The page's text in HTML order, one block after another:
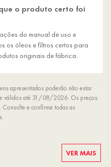
o produto certo foi
do manual de uso e
os óleos e filtros certos para
originais de fábrica.
apresentados poderão não estar
e válidos até 31/08/2026. Os preços
e confirme todas as
VER MAIS